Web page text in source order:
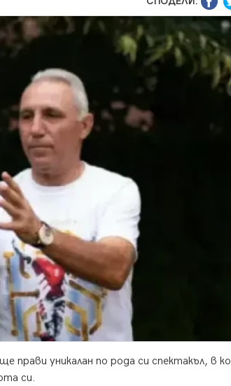
уникалан по рода си спектакъл, в
си.